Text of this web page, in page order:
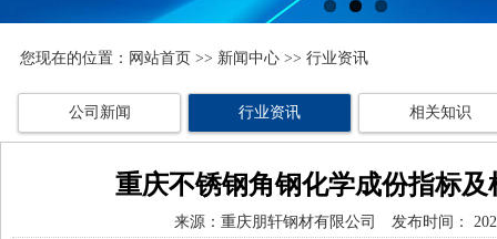
您现在的位置： 网站首页 >> 新闻中心 >> 行业资讯
公司新闻 行业资讯 相关知识
重庆不锈钢角钢化学成份指标及
来源： 重庆朋轩钢材有限公司 发布时间：